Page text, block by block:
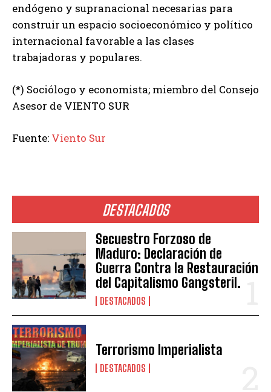
DESTACADOS
Secuestro Forzoso de
Maduro: Declaración de
Guerra Contra la Restauración
del Capitalismo Gangsteril.
DESTACADOS
Terrorismo Imperialista
DESTACADOS
endógeno y supranacional necesarias para
construir un espacio socioeconómico y político
internacional favorable a las clases
trabajadoras y populares.
(*) Sociólogo y economista; miembro del Consejo
Asesor de VIENTO SUR
Fuente: Viento Sur